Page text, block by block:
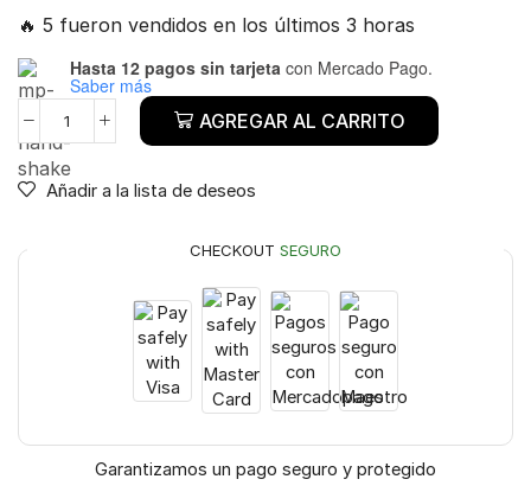
🔥 5 fueron vendidos en los últimos 3 horas
Hasta 12 pagos sin tarjeta con Mercado Pago.
Saber más
AGREGAR AL CARRITO
Añadir a la lista de deseos
CHECKOUT SEGURO
Garantizamos un pago seguro y protegido